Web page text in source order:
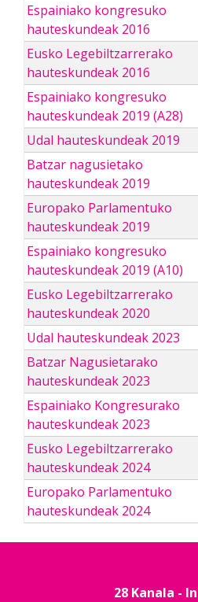
Espainiako kongresuko
hauteskundeak 2016
Eusko Legebiltzarrerako
hauteskundeak 2016
Espainiako kongresuko
hauteskundeak 2019 (A28)
Udal hauteskundeak 2019
Batzar nagusietako
hauteskundeak 2019
Europako Parlamentuko
hauteskundeak 2019
Espainiako kongresuko
hauteskundeak 2019 (A10)
Eusko Legebiltzarrerako
hauteskundeak 2020
Udal hauteskundeak 2023
Batzar Nagusietarako
hauteskundeak 2023
Espainiako Kongresurako
hauteskundeak 2023
Eusko Legebiltzarrerako
hauteskundeak 2024
Europako Parlamentuko
hauteskundeak 2024
28 Kanala -